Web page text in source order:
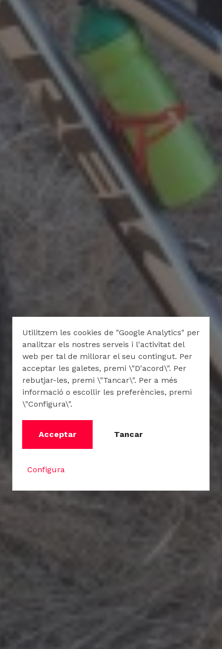
Utilitzem les cookies de "Google Analytics" per
analitzar els nostres serveis i l'activitat del
web per tal de millorar el seu contingut. Per
acceptar les galetes, premi \"D'acord\". Per
rebutjar-les, premi \"Tancar\". Per a més
informació o escollir les preferències, premi
\"Configura\".
Acceptar Tancar
Configura